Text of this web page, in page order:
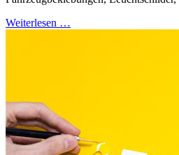
Weiterlesen …